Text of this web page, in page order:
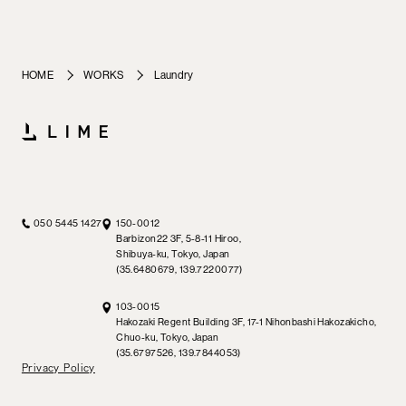
HOME WORKS Laundry
050 5445 1427
150-0012
Barbizon22 3F, 5-8-11 Hiroo,
Shibuya-ku, Tokyo, Japan
(35.6480679, 139.7220077)
103-0015
Hakozaki Regent Building 3F, 17-1 Nihonbashi Hakozakicho,
Chuo-ku, Tokyo, Japan
(35.6797526, 139.7844053)
Privacy Policy